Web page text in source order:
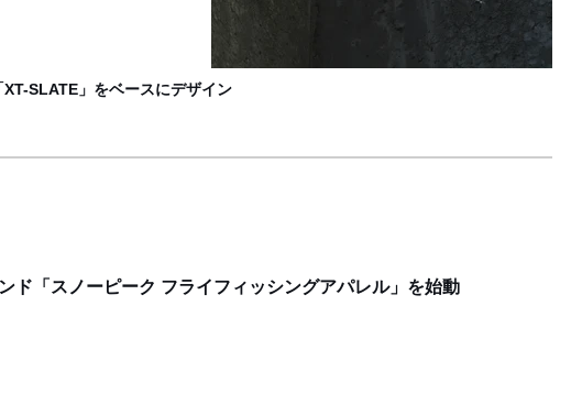
SLATE」をベースにデザイン
ド「スノーピーク フライフィッシングアパレル」を始動